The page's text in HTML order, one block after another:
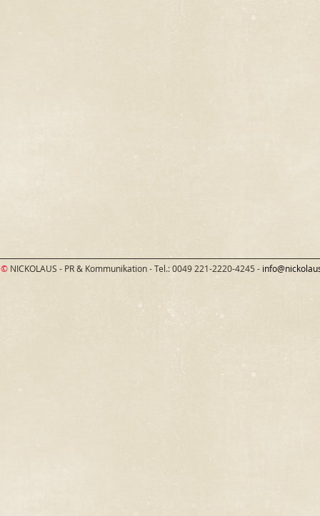
© NICKOLAUS - PR & Kommunikation - Tel.: 0049 221-2220-4245 -